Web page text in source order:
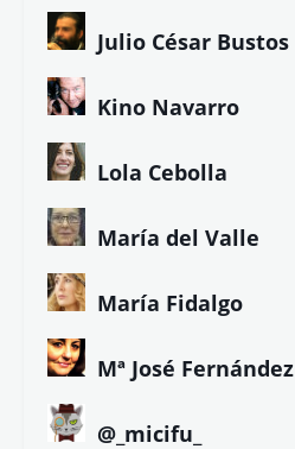
Julio César Bustos
Kino Navarro
Lola Cebolla
María del Valle
María Fidalgo
Mª José Fernández
@_micifu_